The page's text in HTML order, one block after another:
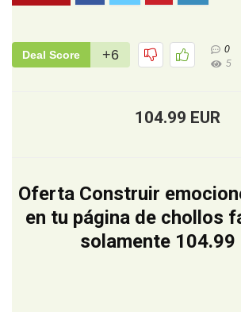
Deal Score +6
0
5
104.99 EUR
Oferta Construir
en tu página de chollos
solamente 104.99